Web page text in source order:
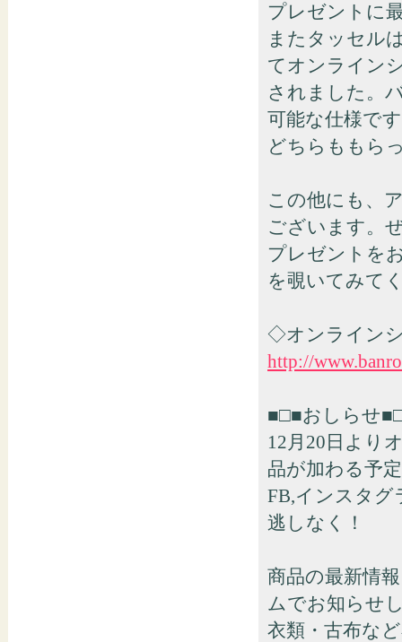
プレゼントに
またタッセル
てオンライン
されました。
可能な仕様で
どちらももら
この他にも、
ございます。
プレゼントを
を覗いてみて
◇オンライン
http://
■□■おしらせ
12月20日より
品が加わる予
FB,インスタグ
逃しなく！
商品の最新情
ムでお知らせ
衣類・古布な